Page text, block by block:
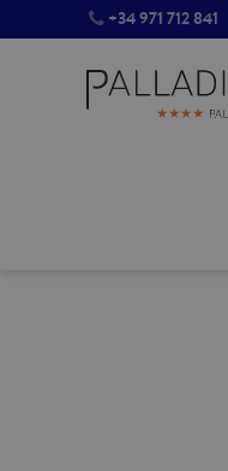
+34 971 712 841
INDIVIDUAL RED